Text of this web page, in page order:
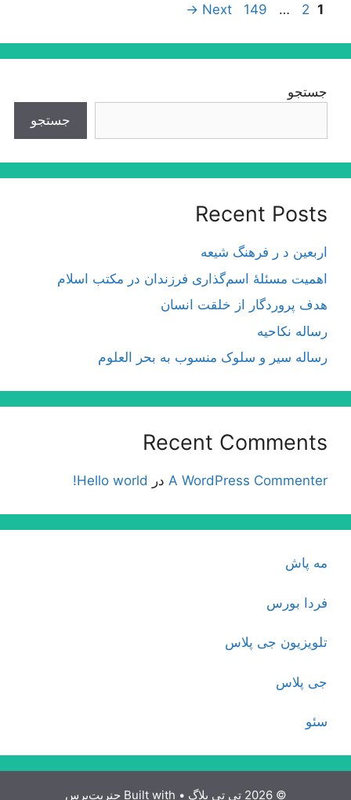
ناوبری
Page
1
Page
2
…
Page
149
Next
→
جستجو
جستجو
Recent Posts
اربعین د ر فرهنگ شیعه
اهمیت مسئلۀ اسم‌گذارى فرزندان در مكتب اسلام
هدف پروردگار از خلقت انسان
رساله نکاحیه
رساله سیر و سلوک منسوب به بحر العلوم
Recent Comments
A WordPress Commenter در Hello world!
مه پاش
فردا بورس
تلویزیون جی پلاس
جی پلاس
سئو
© 2026 تی تی بلاگ • Built with جنریت‌پرس